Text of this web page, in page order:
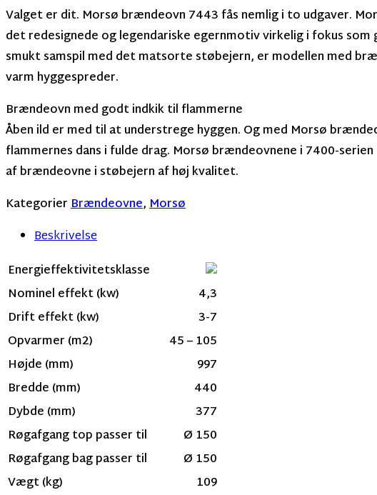
Valget er dit. Morsø brændeovn 7443 fås nemlig i to udgaver.
det redesignede og legendariske egernmotiv virkelig i fokus
smukt samspil med det matsorte støbejern, er modellen med
varm hyggespreder.
Brændeovn med godt indkik til flammerne
Åben ild er med til at understrege hyggen. Og med Morsø
flammernes dans i fulde drag. Morsø brændeovnene i 7400-
af brændeovne i støbejern af høj kvalitet.
KategorierBrændeovne,Morsø
Beskrivelse
Energieffektivitetsklasse
Nominel effekt (kw)
4,3
Drift effekt (kw)
3-7
Opvarmer (m2)
45 – 105
Højde (mm)
997
Bredde (mm)
440
Dybde (mm)
377
Røgafgang top passer til
Ø 150
Røgafgang bag passer til
Ø 150
Vægt (kg)
109